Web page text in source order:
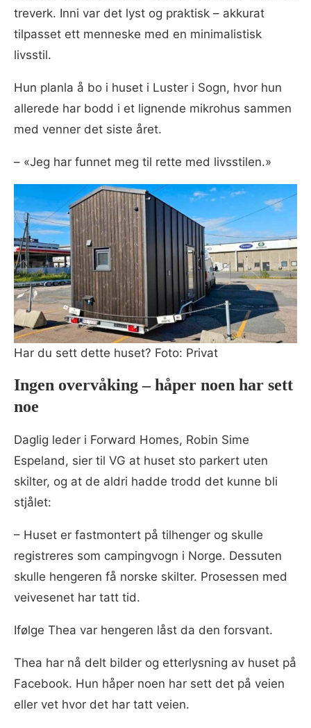
treverk. Inni var det lyst og praktisk – akkurat
tilpasset ett menneske med en minimalistisk
livsstil.
Hun planla å bo i huset i Luster i Sogn, hvor hun
allerede har bodd i et lignende mikrohus sammen
med venner det siste året.
–⁠ «Jeg har funnet meg til rette med livsstilen.»
Har du sett dette huset? Foto: Privat
Ingen overvåking – håper noen har sett
noe
Daglig leder i Forward Homes, Robin Sime
Espeland, sier til VG at huset sto parkert uten
skilter, og at de aldri hadde trodd det kunne bli
stjålet:
–⁠ Huset er fastmontert på tilhenger og skulle
registreres som campingvogn i Norge. Dessuten
skulle hengeren få norske skilter. Prosessen med
veivesenet har tatt tid.
Ifølge Thea var hengeren låst da den forsvant.
Thea har nå delt bilder og etterlysning av huset på
Facebook. Hun håper noen har sett det på veien
eller vet hvor det har tatt veien.